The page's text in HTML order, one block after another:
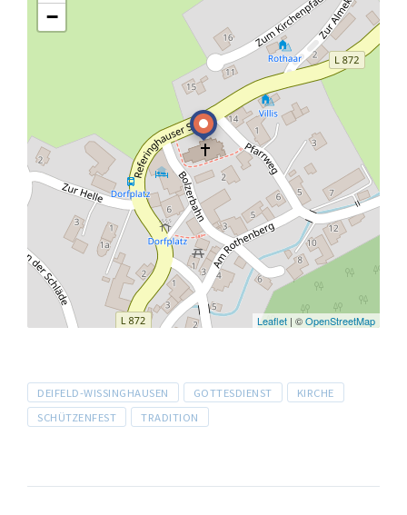
−
Leaflet | ©OpenStreetMap
Tags
DEIFELD-WISSINGHAUSEN GOTTESDIENST
KIRCHE
SCHÜTZENFEST
TRADITION